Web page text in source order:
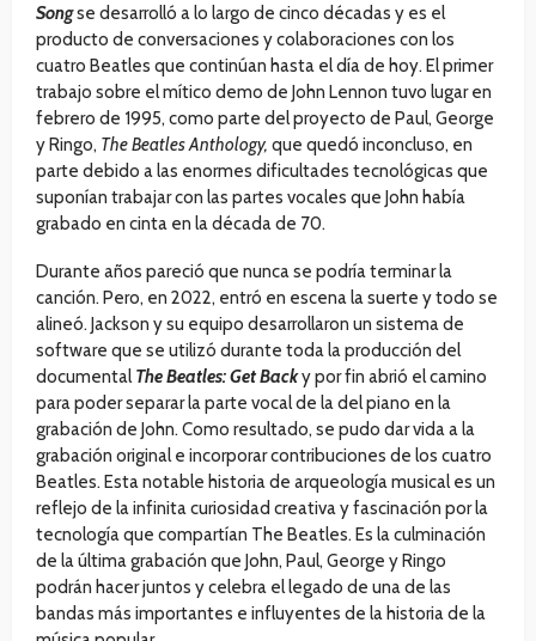
Songse desarrolló a lo largo de cinco décadas y es el
producto de conversaciones y colaboraciones con los
cuatro Beatles que continúan hasta el día de hoy. El primer
trabajo sobre el mítico demo de John Lennon tuvo lugar en
febrero de 1995, como parte del proyecto de Paul, George
y Ringo, The Beatles Anthology, que quedó inconcluso, en
parte debido a las enormes dificultades tecnológicas que
suponían trabajar con las partes vocales que John había
grabado en cinta en la década de 70.
Durante años pareció que nunca se podría terminar la
canción. Pero, en 2022, entró en escena la suerte y todo se
alineó. Jackson y su equipo desarrollaron un sistema de
software que se utilizó durante toda la producción del
documentalThe Beatles: Get Backy por fin abrió el camino
para poder separar la parte vocal de la del piano en la
grabación de John. Como resultado, se pudo dar vida a la
grabación original e incorporar contribuciones de los cuatro
Beatles. Esta notable historia de arqueología musical es un
reflejo de la infinita curiosidad creativa y fascinación por la
tecnología que compartían The Beatles. Es la culminación
de la última grabación que John, Paul, George y Ringo
podrán hacer juntos y celebra el legado de una de las
bandas más importantes e influyentes de la historia de la